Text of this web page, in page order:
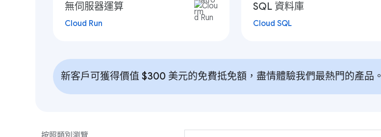
無伺服器運算
Cloud Run
SQL 資料庫
Cloud SQL
新客戶可獲得價值 $300 美元的免費抵免額，盡情體驗我們最熱門的產品。